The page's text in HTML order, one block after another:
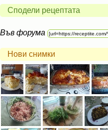
Сподели рецептата
Във форума
Нови снимки